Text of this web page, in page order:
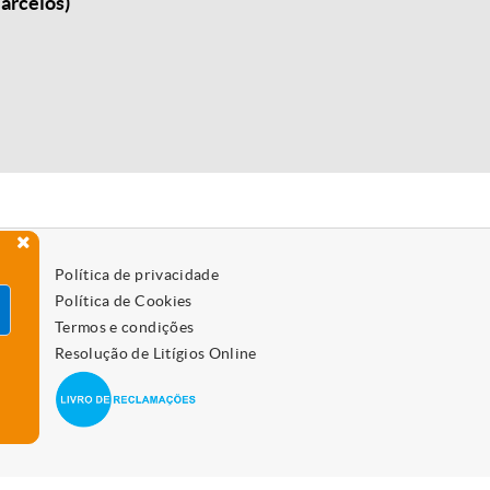
Política de privacidade
Política de Cookies
Termos e condições
Resolução de Litígios Online